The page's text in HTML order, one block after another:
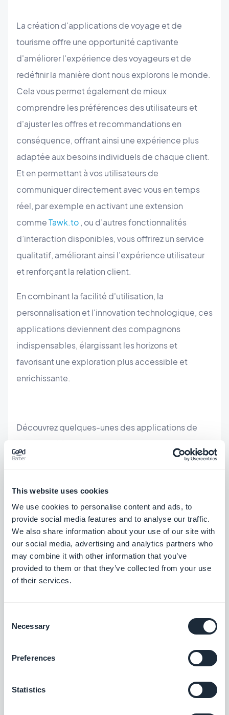
This website uses cookies
We use cookies to personalise content and ads, to
provide social media features and to analyse our traffic.
We also share information about your use of our site with
our social media, advertising and analytics partners who
may combine it with other information that you’ve
provided to them or that they’ve collected from your use
of their services.
Selection
Necessary
Preferences
Statistics
La création d'applications de voyage et de
tourisme offre une opportunité captivante
d'améliorer l'expérience des voyageurs et de
redéfinir la manière dont nous explorons le monde.
Cela vous permet également de mieux
comprendre les préférences des utilisateurs et
d'ajuster les offres et recommandations en
conséquence, offrant ainsi une expérience plus
adaptée aux besoins individuels de chaque client.
Et en permettant à vos utilisateurs de
communiquer directement avec vous en temps
réel, par exemple en activant une extension
commeTawk.to, ou d’autres fonctionnalités
d’interaction disponibles, vous offrirez un service
qualitatif, améliorant ainsi l’expérience utilisateur
et renforçant la relation client.
En combinant la facilité d'utilisation, la
personnalisation et l'innovation technologique, ces
applications deviennent des compagnons
indispensables, élargissant les horizons et
favorisant une exploration plus accessible et
enrichissante.
Découvrez quelques-unes des applications de
voyage créées et alimentées par la technologie
GoodBarber !